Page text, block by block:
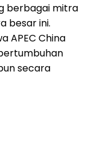
berbagai mitra
besar ini.
APEC China
secara